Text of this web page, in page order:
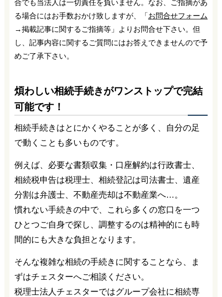
合でも当法人は一切責任を負いません。なお、ご指摘があ
る場合にはお手数おかけ致しますが、「お問合せフォーム
→掲載記事に関するご指摘等」よりお問合せ下さい。但
し、記事内容に関するご質問にはお答えできませんので予
めご了承下さい。
煩わしい相続手続きがワンストップで完結
可能です！
相続手続きはとにかくやることが多く、自分の足
で動くことも多いものです。
例えば、必要な書類収集・口座解約は行政書士、
相続税申告は税理士、相続登記は司法書士、遺産
分割は弁護士、不動産売却は不動産業へ…。
慣れない手続きの中で、これら多くの窓口を一つ
ひとつご自身で探し、調整するのは精神的にも時
間的にも大きな負担となります。
そんな複雑な相続の手続きに関することなら、ま
ずはチェスターへご相談ください。
税理士法人チェスターではグループ会社に相続専